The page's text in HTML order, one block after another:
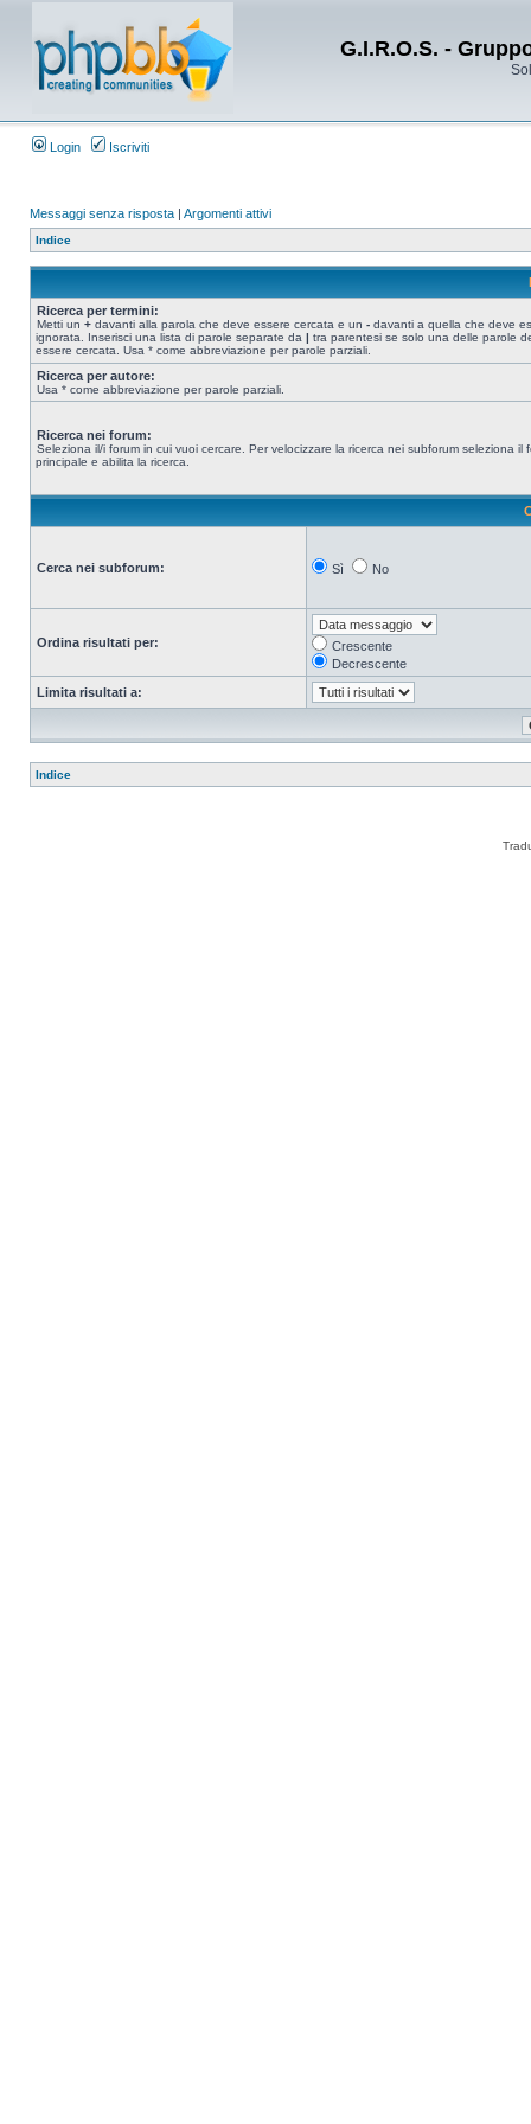
G.I.R.O.S. -
Login Iscriviti
Messaggi senza risposta | Argomenti attivi
Indice
Ricerca per termini:
Metti un + davanti alla parola che deve essere cercata e un - davanti a quella che deve
ignorata. Inserisci una lista di parole separate da | tra parentesi se solo una delle parole
essere cercata. Usa * come abbreviazione per parole parziali.
Ricerca per autore:
Usa * come abbreviazione per parole parziali.
Ricerca nei forum:
Seleziona il/i forum in cui vuoi cercare. Per velocizzare la ricerca nei subforum seleziona il
principale e abilita la ricerca.
Cerca nei subforum: Sì No
Ordina risultati per:
Crescente
Decrescente
Limita risultati a:
Indice